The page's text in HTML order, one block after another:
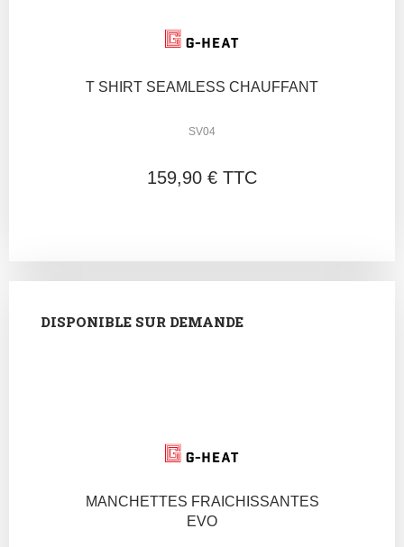
T SHIRT SEAMLESS CHAUFFANT
SV04
159,90 € TTC
DISPONIBLE SUR DEMANDE
MANCHETTES FRAICHISSANTES
EVO